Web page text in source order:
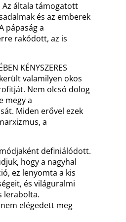
Az általa támogatott
és az emberek
pápaság a
rakódott, az is
KÉNYSZERES
valamilyen okos
Nem olcsó dolog
megy a
Miden erővel ezek
a
definiálódott.
hogy a nagyhal
ez lenyomta a kis
és világuralmi
lerabolta.
elégedett meg